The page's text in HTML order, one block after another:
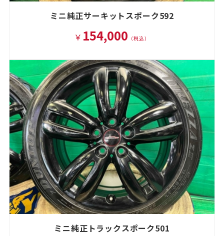
ミニ純正サーキットスポーク592
￥ 154,000 （税込）
ミニ純正トラックスポーク501